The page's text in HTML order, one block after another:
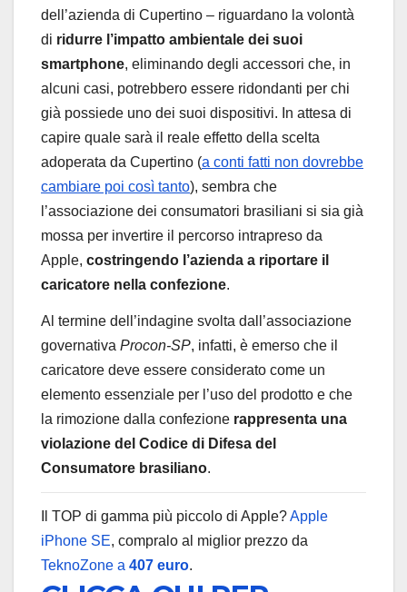
dell’azienda di Cupertino – riguardano la volontà
di ridurre l’impatto ambientale dei suoi
smartphone, eliminando degli accessori che, in
alcuni casi, potrebbero essere ridondanti per chi
già possiede uno dei suoi dispositivi. In attesa di
capire quale sarà il reale effetto della scelta
adoperata da Cupertino (a conti fatti non dovrebbe
cambiare poi così tanto), sembra che
l’associazione dei consumatori brasiliani si sia già
mossa per invertire il percorso intrapreso da
Apple, costringendo l’azienda a riportare il
caricatore nella confezione.
Al termine dell’indagine svolta dall’associazione
governativa Procon-SP, infatti, è emerso che il
caricatore deve essere considerato come un
elemento essenziale per l’uso del prodotto e che
la rimozione dalla confezione rappresenta una
violazione del Codice di Difesa del
Consumatore brasiliano.
Il TOP di gamma più piccolo di Apple?Apple
iPhone SE, compralo al miglior prezzo da
TeknoZone a 407 euro.